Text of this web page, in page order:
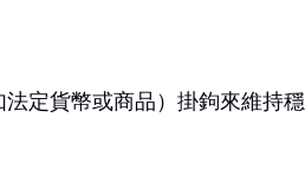
定貨幣或商品）掛鉤來維持